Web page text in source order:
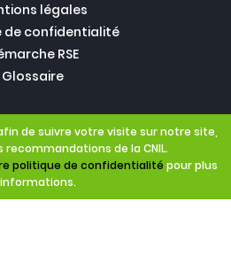
légales
de confidentialité
RSE
Glossaire
de suivre votre visite sur notre site,
de la CNIL.
politique de confidentialité pour plus